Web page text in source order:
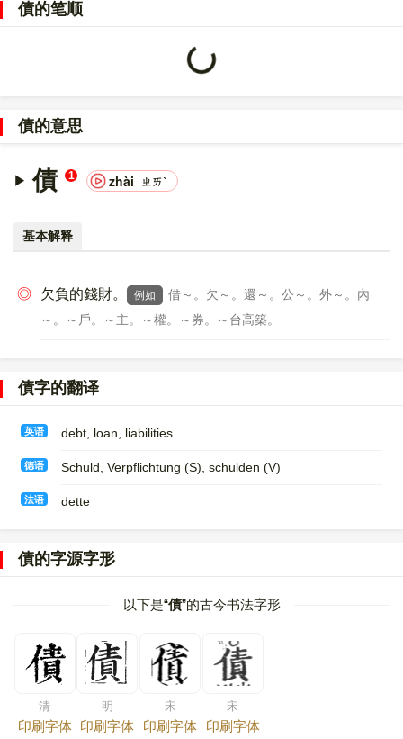
000050B5，UTF-8：E5 82 B5。
債的笔顺
Loading...
債的意思
債 1 zhài ㄓㄞˋ
基本解释
◎ 欠負的錢財。 例如
借～。欠～。還～。公～。外～。內
～。～戶。～主。～權。～券。～台高築。
債字的翻译
英语 debt, loan, liabilities
德语 Schuld, Verpflichtung (S)​, schulden (V)
法语 dette
債的字源字形
以下是“債”的古今书法字形
清
印刷字体
明
印刷字体
宋
印刷字体
宋
印刷字体